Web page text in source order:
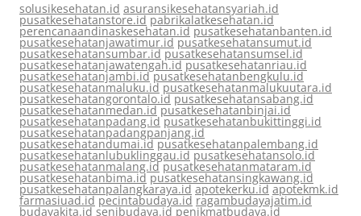
solusikesehatan.id asuransikesehatansyariah.id
pusatkesehatanstore.id pabrikalatkesehatan.id
perencanaandinaskesehatan.id pusatkesehatanbanten.id
pusatkesehatanjawatimur.id pusatkesehatansumut.id
pusatkesehatansumbar.id pusatkesehatansumsel.id
pusatkesehatanjawatengah.id pusatkesehatanriau.id
pusatkesehatanjambi.id pusatkesehatanbengkulu.id
pusatkesehatanmaluku.id pusatkesehatanmalukuutara.id
pusatkesehatangorontalo.id pusatkesehatansabang.id
pusatkesehatanmedan.id pusatkesehatanbinjai.id
pusatkesehatanpadang.id pusatkesehatanbukittinggi.id
pusatkesehatanpadangpanjang.id
pusatkesehatandumai.id pusatkesehatanpalembang.id
pusatkesehatanlubuklinggau.id pusatkesehatansolo.id
pusatkesehatanmalang.id pusatkesehatanmataram.id
pusatkesehatanbima.id pusatkesehatansingkawang.id
pusatkesehatanpalangkaraya.id apotekerku.id apotekmk.id
farmasiuad.id pecintabudaya.id ragambudayajatim.id
budayakita.id senibudaya.id penikmatbudaya.id